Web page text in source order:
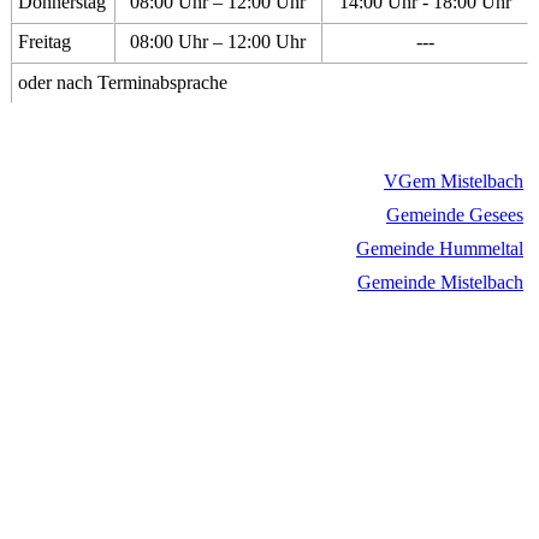
Freitag
08:00 Uhr – 12:00 Uhr
---
oder nach Terminabsprache
VGem Mistelbach
Gemeinde Gesees
Gemeinde Hummeltal
Gemeinde Mistelbach